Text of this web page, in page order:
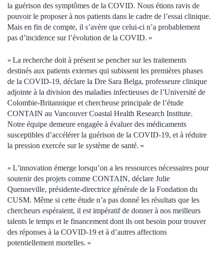
la guérison des symptômes de la COVID. Nous étions ravis de
pouvoir le proposer à nos patients dans le cadre de l’essai clinique.
Mais en fin de compte, il s’avère que celui-ci n’a probablement
pas d’incidence sur l’évolution de la COVID. »
« La recherche doit à présent se pencher sur les traitements
destinés aux patients externes qui subissent les premières phases
de la COVID-19, déclare la Dre Sara Belga, professeure clinique
adjointe à la division des maladies infectieuses de l’Université de
Colombie-Britannique et chercheuse principale de l’étude
CONTAIN au Vancouver Coastal Health Research Institute.
Notre équipe demeure engagée à évaluer des médicaments
susceptibles d’accélérer la guérison de la COVID-19, et à réduire
la pression exercée sur le système de santé. »
« L’innovation émerge lorsqu’on a les ressources nécessaires pour
soutenir des projets comme CONTAIN, déclare Julie
Quenneville, présidente-directrice générale de la Fondation du
CUSM. Même si cette étude n’a pas donné les résultats que les
chercheurs espéraient, il est impératif de donner à nos meilleurs
talents le temps et le financement dont ils ont besoin pour trouver
des réponses à la COVID-19 et à d’autres affections
potentiellement mortelles. »